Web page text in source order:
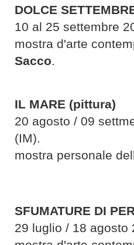
DOLCE
10 al 25 settembre
mostra d'arte
Sacco.
IL MARE (pittura)
20 agosto / 09
(IM).
mostra personale
SFUMATURE DI
29 luglio / 18 agosto